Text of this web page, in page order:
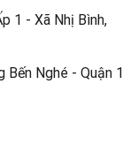
1 - Xã Nhị Bình,
Bến Nghé - Quận 1